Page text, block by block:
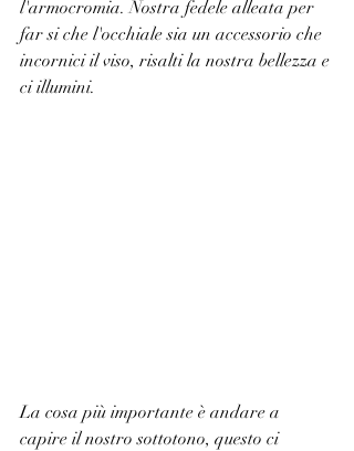
l'armocromia. Nostra fedele alleata per
far si che l'occhiale sia un accessorio che
incornici il viso, risalti la nostra bellezza e
ci illumini.
La cosa più importante è andare a
capire il nostro sottotono, questo ci